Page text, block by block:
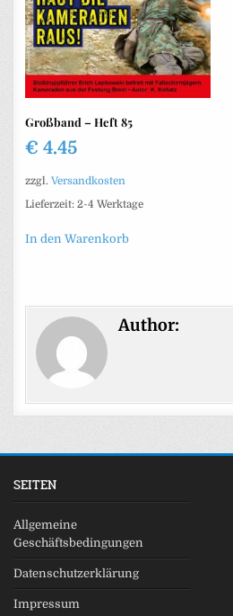
Großband – Heft 85
€ 4.45
zzgl.Versandkosten
Lieferzeit:2-4 Werktage
In den Warenkorb
Author:
SEITEN
Allgemeine
Geschäftsbedingungen
Datenschutzerklärung
Impressum